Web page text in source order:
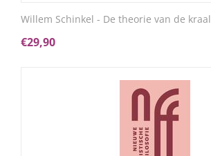
Willem Schinkel - De theorie van de kraal
€29,90